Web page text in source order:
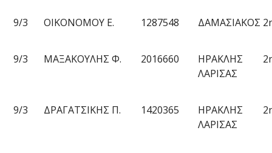
9/3 ΟΙΚΟΝΟΜΟΥ Ε. 1287548 ΔΑΜΑΣΙΑΚΟΣ 2
9/3 ΜΑΞΑΚΟΥΛΗΣ Φ. 2016660
ΗΡΑΚΛΗΣ
ΛΑΡΙΣΑΣ
2
9/3 ΔΡΑΓΑΤΣΙΚΗΣ Π. 1420365
ΗΡΑΚΛΗΣ
ΛΑΡΙΣΑΣ
2